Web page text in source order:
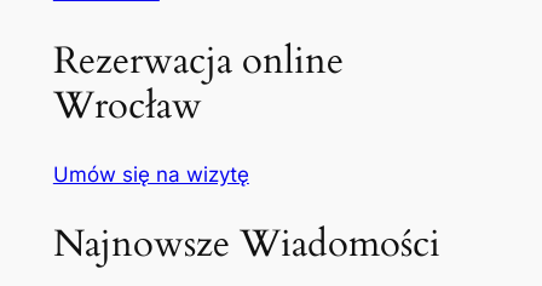
Rezerwacja online
Wrocław
Umów się na wizytę
Najnowsze Wiadomości